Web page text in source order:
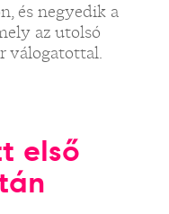
és negyedik a
az utolsó
válogatottal.
első